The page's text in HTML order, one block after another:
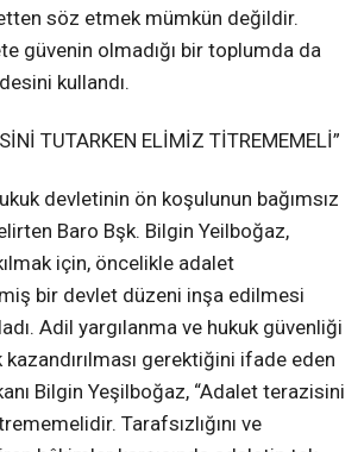
söz etmek mümkün değildir.
güvenin olmadığı bir toplumda da
kullandı.
TUTARKEN ELİMİZ TİTREMEMELİ”
devletinin ön koşulunun bağımsız
Baro Bşk. Bilgin Yeilboğaz,
için, öncelikle adalet
bir devlet düzeni inşa edilmesi
Adil yargılanma ve hukuk güvenliği
kazandırılması gerektiğini ifade eden
Bilgin Yeşilboğaz, “Adalet terazisini
Tarafsızlığını ve